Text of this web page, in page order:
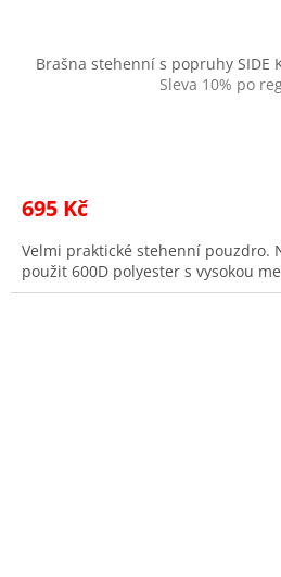
Brašna stehenní s popruhy SIDE
Sleva 10% po
695 Kč
Velmi praktické stehenní pouzdro.
použit 600D polyester s vysokou